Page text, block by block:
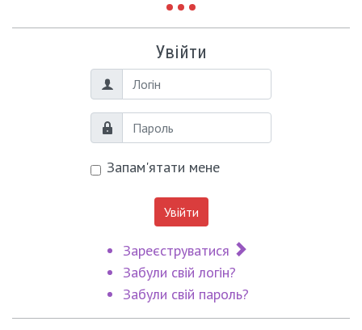
Увійти
Логін
Пароль
Запам'ятати мене
Увійти
Зареєструватися
Забули свій логін?
Забули свій пароль?